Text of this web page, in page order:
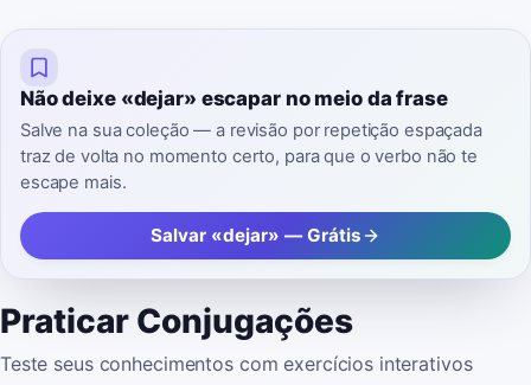
Não deixe «dejar» escapar no meio da frase
Salve na sua coleção — a revisão por repetição espaçada
traz de volta no momento certo, para que o verbo não te
escape mais.
Salvar «dejar» — Grátis
Praticar Conjugações
Teste seus conhecimentos com exercícios interativos